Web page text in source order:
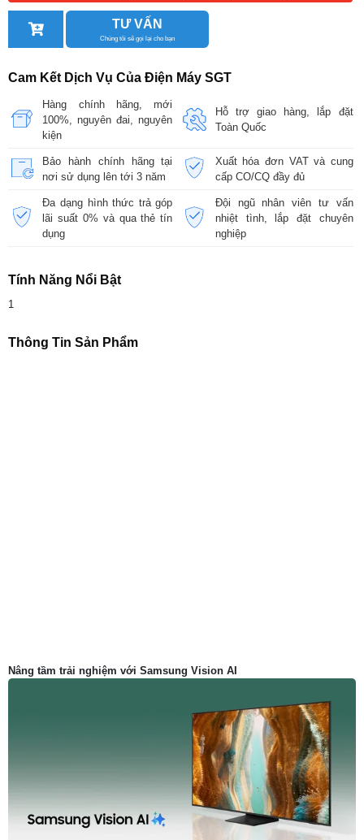
TƯ VẤN
Chúng tôi sẽ gọi lại cho bạn
Cam Kết Dịch Vụ Của Điện Máy SGT
Hàng chính hãng, mới
100%, nguyên đai, nguyên
kiện
Hỗ trợ giao hàng, lắp đặt
Toàn Quốc
Bảo hành chính hãng tại
nơi sử dụng lên tới 3 năm
Xuất hóa đơn VAT và cung
cấp CO/CQ đầy đủ
Đa dạng hình thức trả góp
lãi suất 0% và qua thẻ tín
dụng
Đội ngũ nhân viên tư vấn
nhiệt tình, lắp đặt chuyên
nghiệp
Tính Năng Nổi Bật
1
Thông Tin Sản Phẩm
Nâng tầm trải nghiệm với Samsung Vision AI